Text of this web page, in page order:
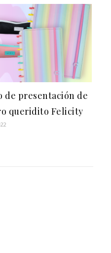
de presentación de
queridito Felicity